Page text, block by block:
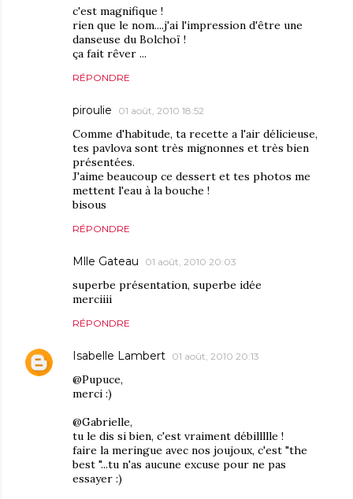
c'est magnifique !
rien que le nom....j'ai l'impression d'être une
danseuse du Bolchoï !
ça fait rêver ...
RÉPONDRE
piroulie 01 août, 2010 18:52
Comme d'habitude, ta recette a l'air délicieuse,
tes pavlova sont très mignonnes et très bien
présentées.
J'aime beaucoup ce dessert et tes photos me
mettent l'eau à la bouche !
bisous
RÉPONDRE
Mlle Gateau 01 août, 2010 20:03
superbe présentation, superbe idée
merciiii
RÉPONDRE
Isabelle Lambert 01 août, 2010 20:13
@Pupuce,
merci :)
@Gabrielle,
tu le dis si bien, c'est vraiment débillllle !
faire la meringue avec nos joujoux, c'est "the
best "...tu n'as aucune excuse pour ne pas
essayer :)